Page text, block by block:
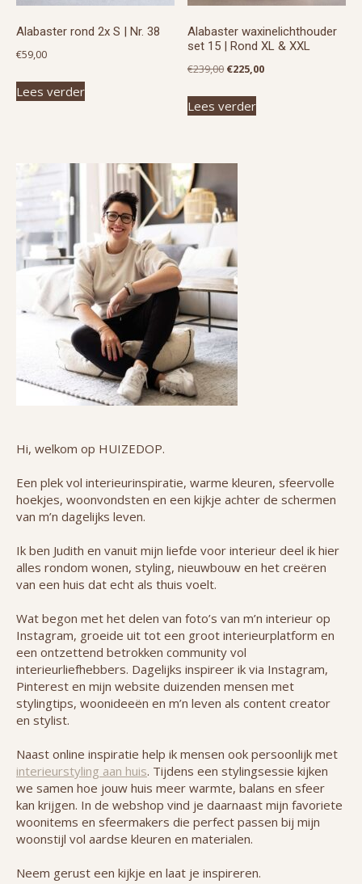
Alabaster rond 2x S | Nr. 38
€59,00
Lees verder
Alabaster waxinelichthouder
set 15 | Rond XL & XXL
€239,00 Oorspronkelijke
was:
€225,00Huidige
Lees verder
Hi, welkom op HUIZEDOP.
Een plek vol interieurinspiratie, warme kleuren, sfeervolle
hoekjes, woonvondsten en een kijkje achter de schermen
van m’n dagelijks leven.
Ik ben Judith en vanuit mijn liefde voor interieur deel ik hier
alles rondom wonen, styling, nieuwbouw en het creëren
van een huis dat echt als thuis voelt.
Wat begon met het delen van foto’s van m’n interieur op
Instagram, groeide uit tot een groot interieurplatform en
een ontzettend betrokken community vol
interieurliefhebbers. Dagelijks inspireer ik via Instagram,
Pinterest en mijn website duizenden mensen met
stylingtips, woonideeën en m’n leven als content creator
en stylist.
Naast online inspiratie help ik mensen ook persoonlijk met
interieurstyling aan huis. Tijdens een stylingsessie kijken
we samen hoe jouw huis meer warmte, balans en sfeer
kan krijgen. In de webshop vind je daarnaast mijn favoriete
woonitems en sfeermakers die perfect passen bij mijn
woonstijl vol aardse kleuren en materialen.
Neem gerust een kijkje en laat je inspireren.